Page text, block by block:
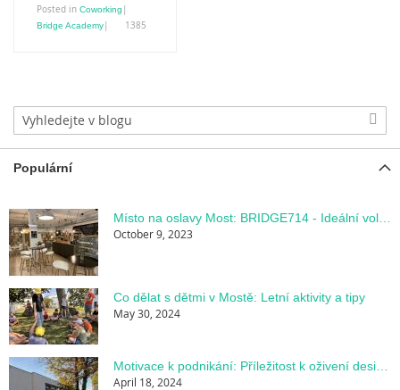
Posted in Coworking |
Bridge Academy| 1385
Populární
October 9, 2023
Co dělat s dětmi v Mostě: Letní aktivity a tipy
May 30, 2024
April 18, 2024